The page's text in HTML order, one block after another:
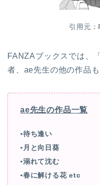
引用元：
FANZAブックスでは、
者、ae先生の他の作品
ae先生の作品一覧
▪待ち逢い
▪月と向日葵
▪溺れて沈む
▪春に解ける花 etc